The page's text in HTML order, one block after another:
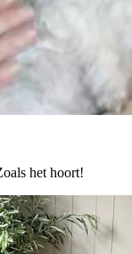
het hoort!